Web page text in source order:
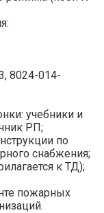
8024-014-
учебники и
РП;
по
снабжения;
к ТД);
пожарных